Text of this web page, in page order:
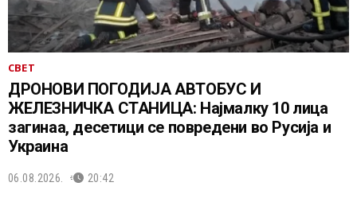
СВЕТ
ДРОНОВИ ПОГОДИЈА АВТОБУС И
ЖЕЛЕЗНИЧКА СТАНИЦА: Најмалку 10 лица
загинаа, десетици се повредени во Русија и
Украина
06.08.2026. 20:42